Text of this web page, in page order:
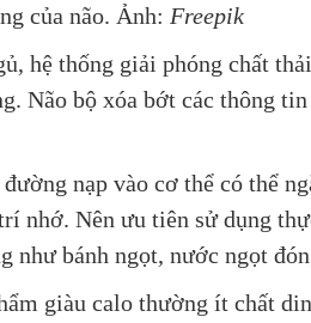
của não. Ảnh: Freepik
hệ thống giải phóng chất
Não bộ xóa bớt các thông
nạp vào cơ thể có thể
nhớ. Nên ưu tiên sử dụng
như bánh ngọt, nước ngọt
giàu calo thường ít chất